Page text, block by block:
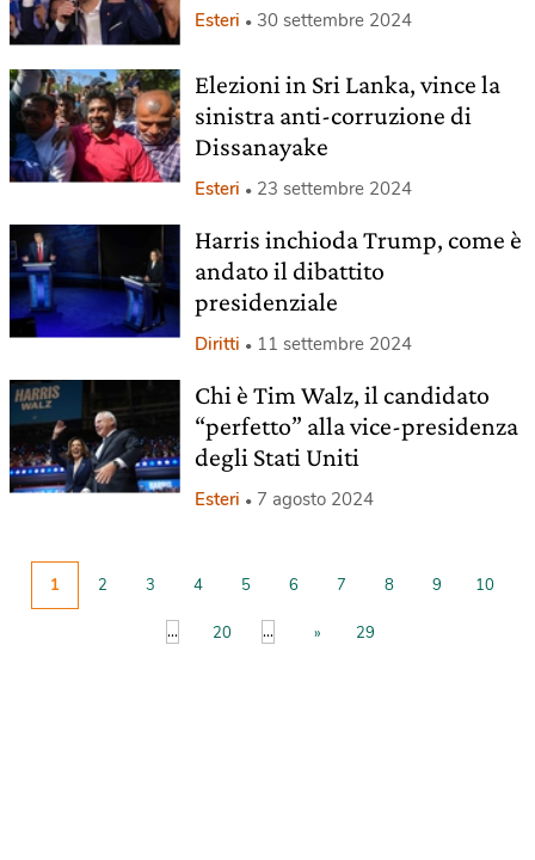
Esteri 30 settembre 2024
Elezioni in Sri Lanka, vince la
sinistra anti-corruzione di
Dissanayake
Esteri 23 settembre 2024
Harris inchioda Trump, come è
andato il dibattito
presidenziale
Diritti 11 settembre 2024
Chi è Tim Walz, il candidato
“perfetto” alla vice-presidenza
degli Stati Uniti
Esteri 7 agosto 2024
1 2 3 4 5 6 7 8 9 10
... 20 ... » 29